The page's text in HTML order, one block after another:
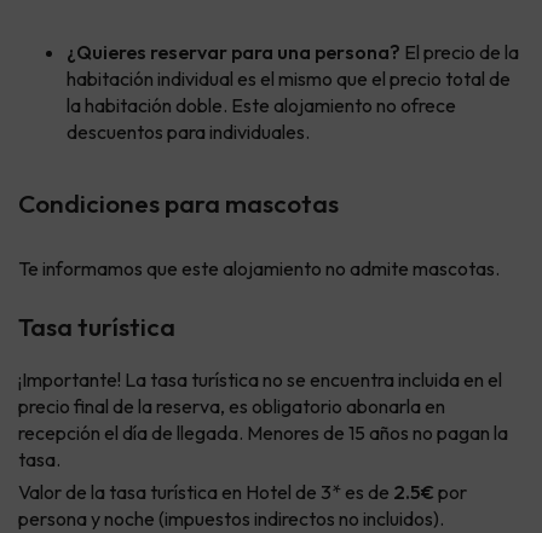
¿Quieres reservar para una persona? El precio de la
habitación individual es el mismo que el precio total de
la habitación doble. Este alojamiento no ofrece
descuentos para individuales.
Condiciones para mascotas
Te informamos que este alojamiento no admite mascotas.
Tasa turística
¡Importante! La tasa turística no se encuentra incluida en el
precio final de la reserva, es obligatorio abonarla en
recepción el día de llegada. Menores de 15 años no pagan la
tasa.
Valor de la tasa turística en Hotel de 3* es de 2.5€ por
persona y noche (impuestos indirectos no incluidos).